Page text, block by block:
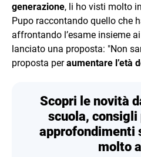
generazione, li ho visti molto
Pupo raccontando quello che
affrontando l’esame insieme
lanciato una proposta: "Non
proposta peraumentare l’età
Scopri le novità
scuola, consigli
approfondimenti
molto